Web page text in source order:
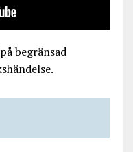
begränsad